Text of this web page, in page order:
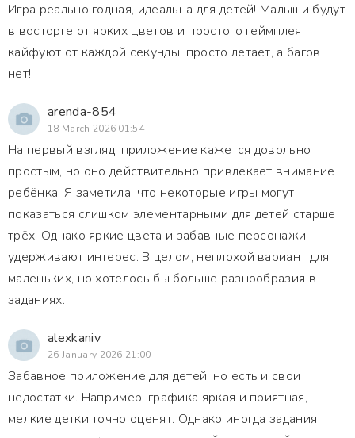
Игра реально годная, идеальна для детей! Малыши будут
в восторге от ярких цветов и простого геймплея,
кайфуют от каждой секунды, просто летает, а багов
нет!
arenda-854
18 March 2026 01:54
На первый взгляд, приложение кажется довольно
простым, но оно действительно привлекает внимание
ребёнка. Я заметила, что некоторые игры могут
показаться слишком элементарными для детей старше
трёх. Однако яркие цвета и забавные персонажи
удерживают интерес. В целом, неплохой вариант для
маленьких, но хотелось бы больше разнообразия в
заданиях.
alexkaniv
26 January 2026 21:00
Забавное приложение для детей, но есть и свои
недостатки. Например, графика яркая и приятная,
мелкие детки точно оценят. Однако иногда задания